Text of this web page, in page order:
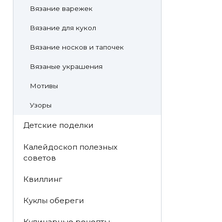
Вязание варежек
Вязание для кукол
Вязание носков и тапочек
Вязаные украшения
Мотивы
Узоры
Детские поделки
Калейдоскоп полезных
советов
Квиллинг
Куклы обереги